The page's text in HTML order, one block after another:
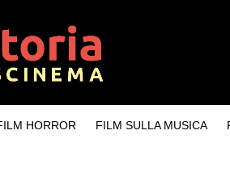
HORROR FILM SULLA MUSICA